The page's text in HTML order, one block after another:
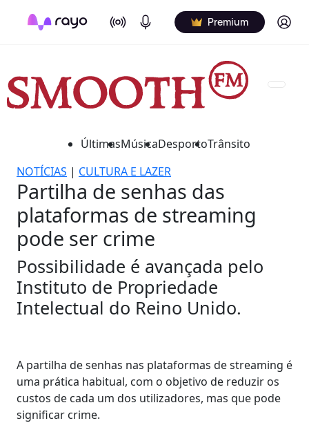
On Air Podcasts Premium Log in
ÚltimasMúsicaDesportoTrânsito
NOTÍCIAS | CULTURA E LAZER
Partilha de senhas das
plataformas de streaming
pode ser crime
Possibilidade é avançada pelo
Instituto de Propriedade
Intelectual do Reino Unido.
A partilha de senhas nas plataformas de streaming é
uma prática habitual, com o objetivo de reduzir os
custos de cada um dos utilizadores, mas que pode
significar crime.